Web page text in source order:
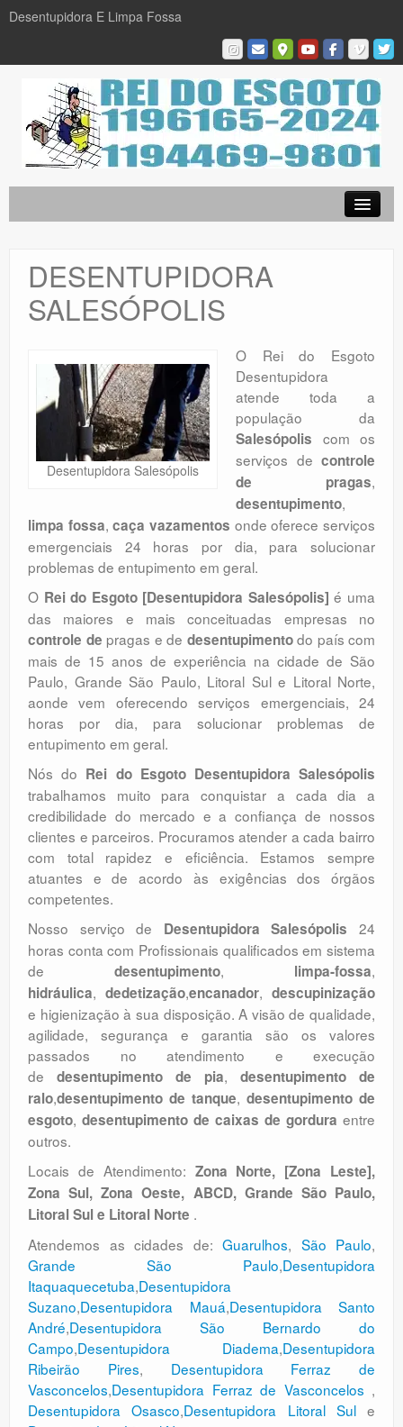
Desentupidora E Limpa Fossa
Limpa Fossa
Caça Vazamentos
Galeria De Fotos
Orçamento
Comentários
DESENTUPIDORA
SALESÓPOLIS
Desentupidora Salesópolis
O Rei do Esgoto
Desentupidora
atende toda a
população da
Salesópolis com os
serviços de controle
de pragas,
desentupimento,
limpa fossa,caça vazamentos onde oferece serviços
emergenciais 24 horas por dia, para solucionar
problemas de entupimento em geral.
O Rei do Esgoto [Desentupidora Salesópolis] é uma
das maiores e mais conceituadas empresas no
controle de pragas e de desentupimentodo país com
mais de 15 anos de experiência na cidade de São
Paulo, Grande São Paulo, Litoral Sul e Litoral Norte,
aonde vem oferecendo serviços emergenciais, 24
horas por dia, para solucionar problemas de
entupimento em geral.
Nós do Rei do Esgoto Desentupidora Salesópolis
trabalhamos muito para conquistar a cada dia a
credibilidade do mercado e a confiança de nossos
clientes e parceiros. Procuramos atender a cada bairro
com total rapidez e eficiência. Estamos sempre
atuantes e de acordo às exigências dos órgãos
competentes.
Nosso serviço de Desentupidora Salesópolis24
horas conta com Profissionais qualificados em sistema
de desentupimento, limpa-fossa,
hidráulica, dedetização,encanador, descupinização
e higienização à sua disposição. A visão de qualidade,
agilidade, segurança e garantia são os valores
passados no atendimento e execução
de desentupimento de pia, desentupimento de
ralo,desentupimento de tanque, desentupimento de
esgoto, desentupimento de caixas de gordura entre
outros.
Locais de Atendimento: Zona Norte, [Zona Leste],
Zona Sul, Zona Oeste, ABCD, Grande São Paulo,
Litoral Sul e Litoral Norte .
Atendemos as cidades de: Guarulhos, São Paulo,
Grande São Paulo,Desentupidora
Itaquaquecetuba,Desentupidora
Suzano,Desentupidora Mauá,Desentupidora Santo
André,Desentupidora São Bernardo do
Campo,Desentupidora Diadema,Desentupidora
Ribeirão Pires, Desentupidora Ferraz de
Vasconcelos,Desentupidora Ferraz de Vasconcelos ,
Desentupidora Osasco,Desentupidora Litoral Sule